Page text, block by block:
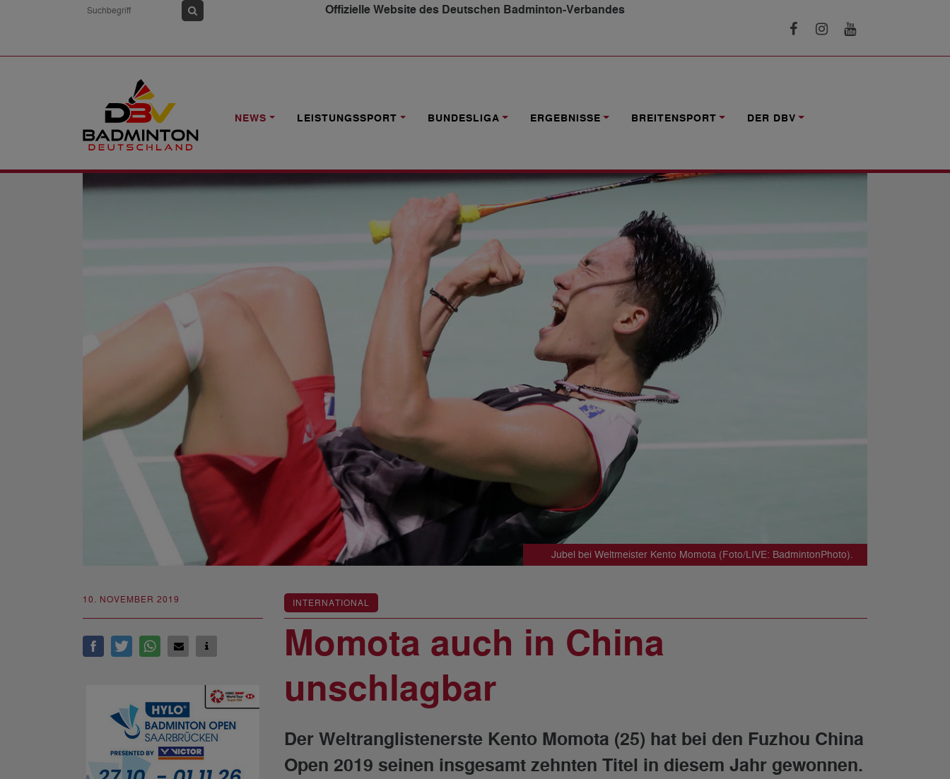
Offizielle Website des Deutschen Badminton-Verbandes
NEWS LEISTUNGSSPORT BUNDESLIGA ERGEBNISSE BREITENSPORT DER DBV
NEWS
Jubel bei Weltmeister Kento Momota (Foto/LIVE: BadmintonPhoto).
10. NOVEMBER 2019 INTERNATIONAL
Momota auch in China
unschlagbar
Der Weltranglistenerste Kento Momota (25) hat bei den Fuzhou China
Open 2019 seinen insgesamt zehnten Titel in diesem Jahr gewonnen.